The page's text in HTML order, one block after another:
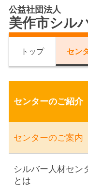
公益社団法人
美作市シル
トップ セン
センターのご紹介
センターのご案内
シルバー人材セン
とは